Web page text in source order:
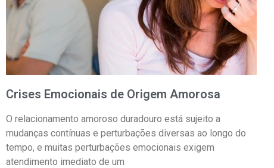
Crises Emocionais de Origem Amorosa
O relacionamento amoroso duradouro está sujeito a
mudanças contínuas e perturbações diversas ao longo do
tempo, e muitas perturbações emocionais exigem
atendimento imediato de um